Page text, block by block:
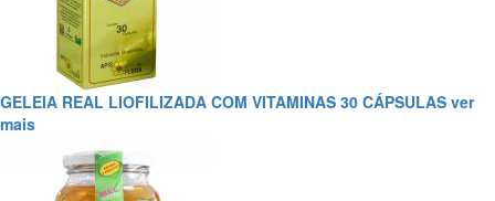
GELEIA REAL LIOFILIZADA COM VITAMINAS 30 CÁPSULAS ver
mais